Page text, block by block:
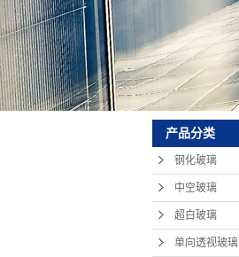
产品分类
钢化玻璃
中空玻璃
超白玻璃
单向透视玻璃